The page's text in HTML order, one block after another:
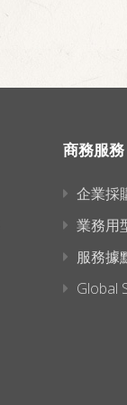
商務服務
企業採
業務用
服務據
Global